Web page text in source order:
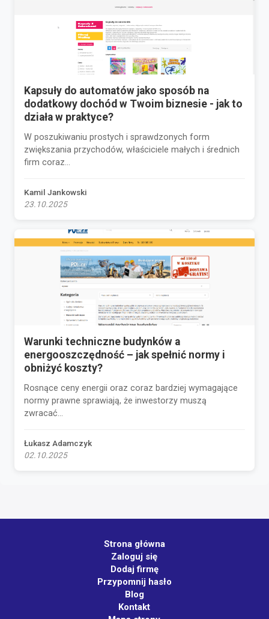
Kapsuły do automatów jako sposób na
dodatkowy dochód w Twoim biznesie - jak to
działa w praktyce?
W poszukiwaniu prostych i sprawdzonych form
zwiększania przychodów, właściciele małych i średnich
firm coraz...
Kamil Jankowski
23.10.2025
Warunki techniczne budynków a
energooszczędność – jak spełnić normy i
obniżyć koszty?
Rosnące ceny energii oraz coraz bardziej wymagające
normy prawne sprawiają, że inwestorzy muszą
zwracać...
Łukasz Adamczyk
02.10.2025
Strona główna
Zaloguj się
Dodaj firmę
Przypomnij hasło
Blog
Kontakt